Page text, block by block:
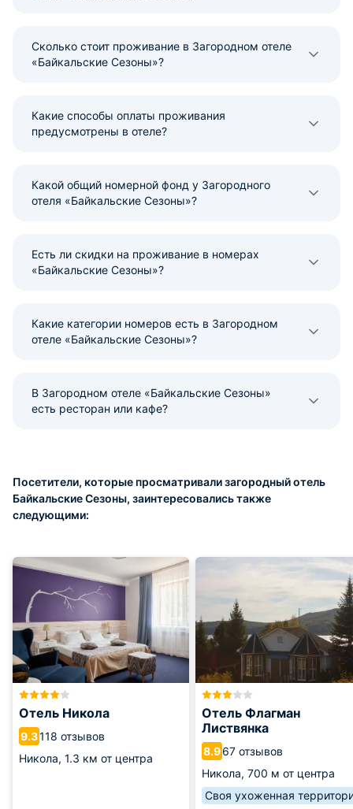
Сколько стоит проживание в Загородном отеле
«Байкальские Сезоны»?
Какие способы оплаты проживания
предусмотрены в отеле?
Какой общий номерной фонд у Загородного
отеля «Байкальские Сезоны»?
Есть ли скидки на проживание в номерах
«Байкальские Сезоны»?
Какие категории номеров есть в Загородном
отеле «Байкальские Сезоны»?
В Загородном отеле «Байкальские Сезоны»
есть ресторан или кафе?
Посетители, которые просматривали загородный отель
Байкальские Сезоны, заинтересовались также
следующими:
Отель Никола
9.3118 отзывов
Никола, 1.3 км от центра
Отель Флагман
Листвянка
8.967 отзывов
Никола, 700 м от центра
Своя ухоженная